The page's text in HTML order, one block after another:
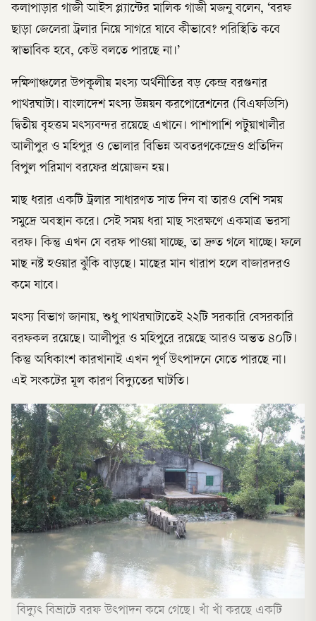
কলাপাড়ার গাজী আইস প্ল্যান্টের মালিক গাজী মজনু বলেন, ‘বরফ
ছাড়া জেলেরা ট্রলার নিয়ে সাগরে যাবে কীভাবে? পরিস্থিতি কবে
স্বাভাবিক হবে, কেউ বলতে পারছে না।’
দক্ষিণাঞ্চলের উপকূলীয় মৎস্য অর্থনীতির বড় কেন্দ্র বরগুনার
পাথরঘাটা। বাংলাদেশ মৎস্য উন্নয়ন করপোরেশনের (বিএফডিসি)
দ্বিতীয় বৃহত্তম মৎস্যবন্দর রয়েছে এখানে। পাশাপাশি পটুয়াখালীর
আলীপুর ও মহিপুর ও ভোলার বিভিন্ন অবতরণকেন্দ্রেও প্রতিদিন
বিপুল পরিমাণ বরফের প্রয়োজন হয়।
মাছ ধরার একটি ট্রলার সাধারণত সাত দিন বা তারও বেশি সময়
সমুদ্রে অবস্থান করে। সেই সময় ধরা মাছ সংরক্ষণে একমাত্র ভরসা
বরফ। কিন্তু এখন যে বরফ পাওয়া যাচ্ছে, তা দ্রুত গলে যাচ্ছে। ফলে
মাছ নষ্ট হওয়ার ঝুঁকি বাড়ছে। মাছের মান খারাপ হলে বাজারদরও
কমে যাবে।
মৎস্য বিভাগ জানায়, শুধু পাথরঘাটাতেই ২২টি সরকা‌রি বেসরকারি
বরফকল রয়েছে। আলীপুর ও মহিপুরে রয়েছে আরও অন্তত ৪০টি।
কিন্তু অধিকাংশ কারখানাই এখন পূর্ণ উৎপাদনে যেতে পারছে না।
এই সংকটের মূল কারণ বিদ্যুতের ঘাটতি।
বিদ্যুৎ বিভ্রাটে বরফ উৎপাদন কমে গেছে। খাঁ খাঁ করছে একটি